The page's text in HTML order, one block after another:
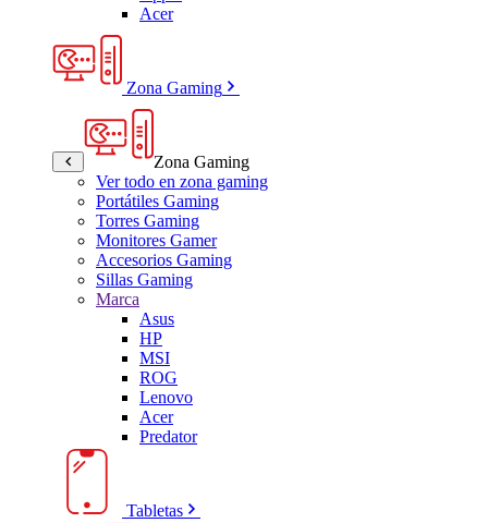
Acer
Zona Gaming
Zona Gaming
Ver todo en zona gaming
Portátiles Gaming
Torres Gaming
Monitores Gamer
Accesorios Gaming
Sillas Gaming
Marca
Asus
HP
MSI
ROG
Lenovo
Acer
Predator
Tabletas